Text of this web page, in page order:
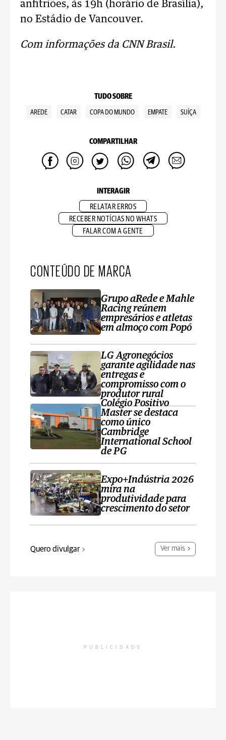
anfitriões, às 19h (horário de Brasília),
no Estádio de Vancouver.
Com informações da CNN Brasil.
TUDO SOBRE
AREDE CATAR COPA DO MUNDO EMPATE SUÍÇA
COMPARTILHAR
INTERAGIR
RELATAR ERROS
RECEBER NOTÍCIAS NO WHATS
FALAR COM A GENTE
CONTEÚDO DE MARCA
Grupo aRede e Mahle
Racing reúnem
empresários e atletas
em almoço com Popó
LG Agronegócios
garante agilidade nas
entregas e
compromisso com o
produtor rural
Colégio Positivo
Master se destaca
como único
Cambridge
International School
de PG
Expo+Indústria 2026
mira na
produtividade para
crescimento do setor
Quero divulgar Ver mais
PUBLICIDADE